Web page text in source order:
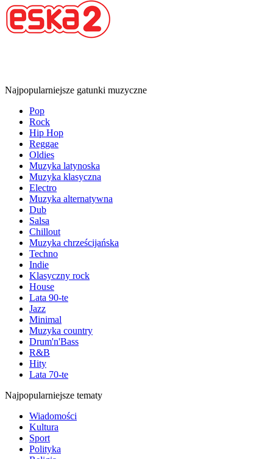
Najpopularniejsze gatunki muzyczne
Pop
Rock
Hip Hop
Reggae
Oldies
Muzyka latynoska
Muzyka klasyczna
Electro
Muzyka alternatywna
Dub
Salsa
Chillout
Muzyka chrześcijańska
Techno
Indie
Klasyczny rock
House
Lata 90-te
Jazz
Minimal
Muzyka country
Drum'n'Bass
R&B
Hity
Lata 70-te
Najpopularniejsze tematy
Wiadomości
Kultura
Sport
Polityka